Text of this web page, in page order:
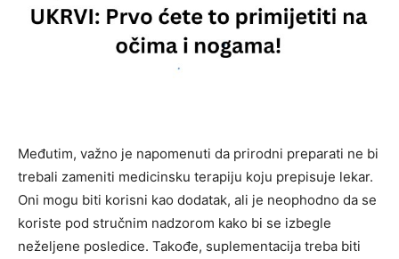
Međutim, važno je napomenuti da prirodni preparati ne bi
trebali zameniti medicinsku terapiju koju prepisuje lekar.
Oni mogu biti korisni kao dodatak, ali je neophodno da se
koriste pod stručnim nadzorom kako bi se izbegle
neželjene posledice. Takođe, suplementacija treba biti